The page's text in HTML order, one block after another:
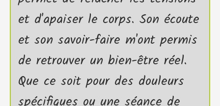
et d'apaiser le corps. Son écoute
et son savoir-faire m'ont permis
de retrouver un bien-être réel.
Que ce soit pour des douleurs